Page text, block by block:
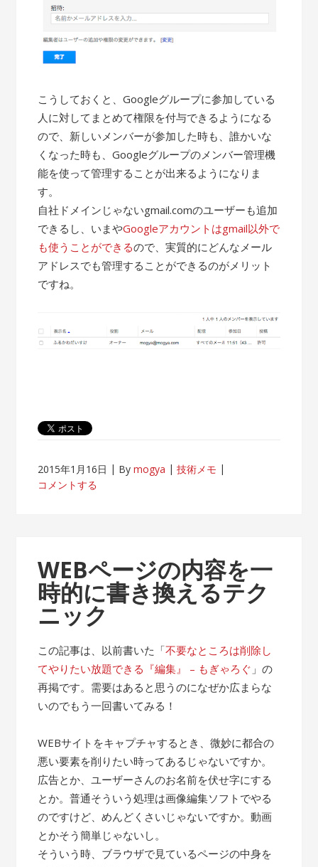
こうしておくと、Googleグループに参加している
人に対してまとめて権限を付与できるようになる
ので、新しいメンバーが参加した時も、誰かいな
くなった時も、Googleグループのメンバー管理機
能を使って管理することが出来るようになりま
す。
自社ドメインじゃないgmail.comのユーザーも追加
できるし、いまやGoogleアカウントはgmail以外で
も使うことができるので、実質的にどんなメール
アドレスでも管理することができるのがメリット
ですね。
2015年1月16日 Bymogya
技術メモ
コメントする
WEBページの内容を一
時的に書き換えるテク
ニック
この記事は、以前書いた「不要なところは削除し
てやりたい放題できる『編集』 – もぎゃろぐ 」の
再掲です。需要はあると思うのになぜか広まらな
いのでもう一回書いてみる！
WEBサイトをキャプチャするとき、微妙に都合の
悪い要素を削りたい時ってあるじゃないですか。
広告とか、ユーザーさんのお名前を伏せ字にする
とか。普通そういう処理は画像編集ソフトでやる
のですけど、めんどくさいじゃないですか。動画
とかそう簡単じゃないし。
そういう時、ブラウザで見ているページの中身を